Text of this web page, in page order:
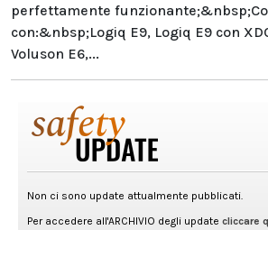
perfettamente
con:&nbsp;Logiq E9, Logiq E9 con
Voluson E6,...